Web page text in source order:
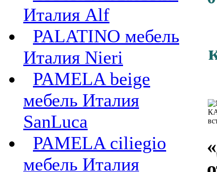
Италия Alf
PALATINO мебель
Италия Nieri
PAMELA beige
мебель Италия
SanLuca
PAMELA ciliegio
мебель Италия